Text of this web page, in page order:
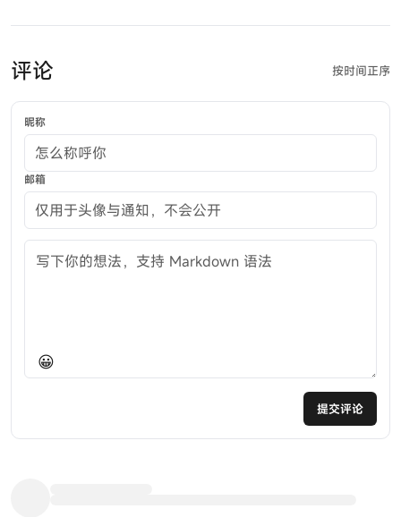
评论 按时间正序
昵称
邮箱
评论内容
😀
提交评论